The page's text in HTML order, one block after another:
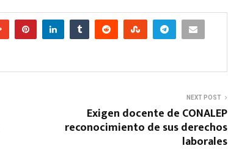
NEXT POST
Exigen docente de CONALEP
reconocimiento de sus derechos
laborales